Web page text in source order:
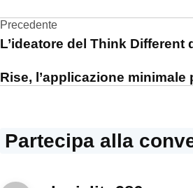
Navigazione
Precedente
L’ideatore del Think
Rise, l’applicazione
Partecipa alla